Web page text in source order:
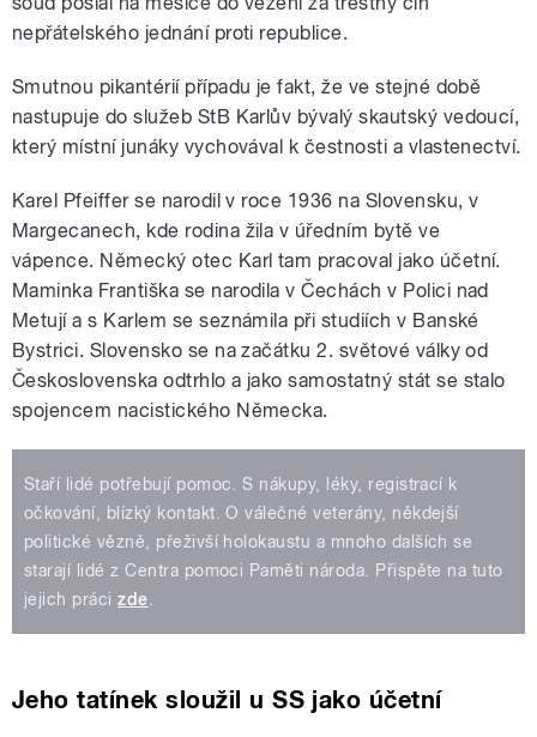
nepřátelského jednání proti republice.
Smutnou pikantérií případu je fakt, že ve stejné době
nastupuje do služeb StB Karlův bývalý skautský vedoucí,
který místní junáky vychovával k čestnosti a vlastenectví.
Karel Pfeiffer se narodil v roce 1936 na Slovensku, v
Margecanech, kde rodina žila v úředním bytě ve
vápence. Německý otec Karl tam pracoval jako účetní.
Maminka Františka se narodila v Čechách v Polici nad
Metují a s Karlem se seznámila při studiích v Banské
Bystrici. Slovensko se na začátku 2. světové války od
Československa odtrhlo a jako samostatný stát se stalo
spojencem nacistického Německa.
Staří lidé potřebují pomoc. S nákupy, léky, registrací k
očkování, blízký kontakt. O válečné veterány, někdejší
politické vězně, přeživší holokaustu a mnoho dalších se
starají lidé z Centra pomoci Paměti národa. Přispěte na tuto
jejich prácizde.
Jeho tatínek sloužil u SS jako účetní